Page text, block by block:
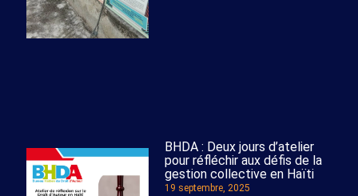
BHDA : Deux jours d’atelier
pour réfléchir aux défis de la
gestion collective en Haïti
19 septembre, 2025